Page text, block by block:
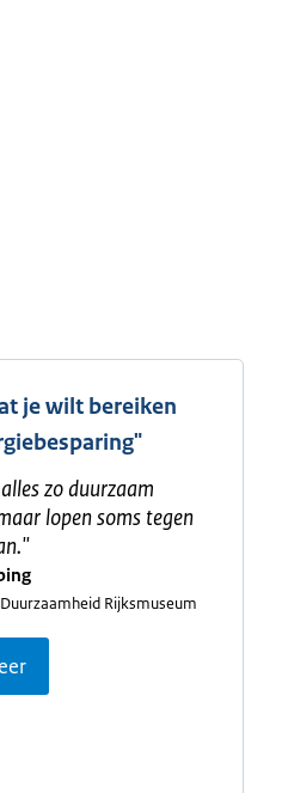
je wilt bereiken
zo duurzaam
lopen soms tegen
"
Rijksmuseum